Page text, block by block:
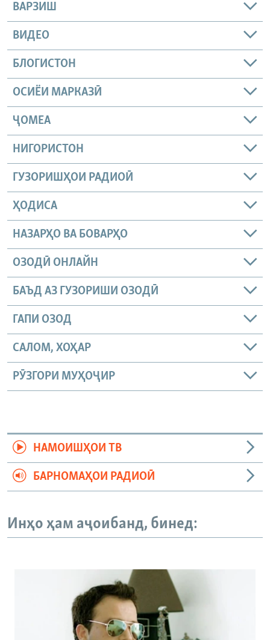
ВАРЗИШ
ВИДЕО
БЛОГИСТОН
ОСИЁИ МАРКАЗӢ
ҶОМEА
НИГОРИСТОН
ГУЗОРИШҲОИ РАДИОӢ
ҲОДИСА
НАЗАРҲО ВА БОВАРҲО
ОЗОДӢ ОНЛАЙН
БАЪД АЗ ГУЗОРИШИ ОЗОДӢ
ГАПИ ОЗОД
САЛОМ, ХОҲАР
РӮЗГОРИ МУҲОҶИР
НАМОИШҲОИ ТВ
БАРНОМАҲОИ РАДИОӢ
Инҳо ҳам аҷоибанд, бинед: